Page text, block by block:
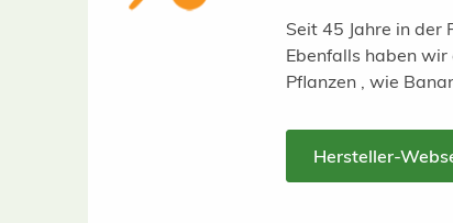
Seit 45 Jahre in
Ebenfalls haben
Pflanzen , wie
Hersteller-